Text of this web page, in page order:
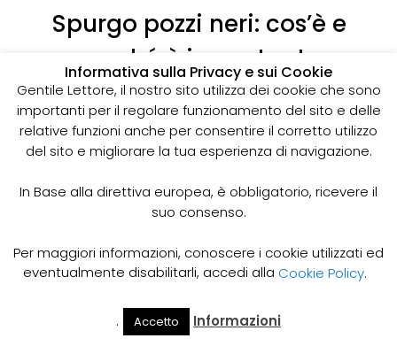
Spurgo pozzi neri: cos’è e
perché è importante
I pozzi neri sono delle strutture sotterranee utilizzate
per la raccolta delle acque reflue domestiche,
soprattutto in zone dove non è disponibile un
sistema di smaltimento delle acque fognarie. Lo
spurgo dei pozzi neri è un’operazione essenziale
e prevenire il rischio di allagamenti, cattivi odori e
infezioni.
Come funziona lo spurgo dei pozzi neri
Lo spurgo dei pozzi neri viene effettuato mediante
specifiche, in grado di aspirare e rimuovere le
acque reflue e i sedimenti accumulati all’interno del
Cerca Il Mio
Informativa sulla Privacy e sui Cookie
Gentile Lettore, il nostro sito utilizza dei cookie che sono
importanti per il regolare funzionamento del sito e delle
relative funzioni anche per consentire il corretto utilizzo
del sito e migliorare la tua esperienza di navigazione.
In Base alla direttiva europea, è obbligatorio, ricevere il
suo consenso.
Per maggiori informazioni, conoscere i cookie utilizzati ed
eventualmente disabilitarli, accedi alla Cookie Policy.
. Accetto Informazioni